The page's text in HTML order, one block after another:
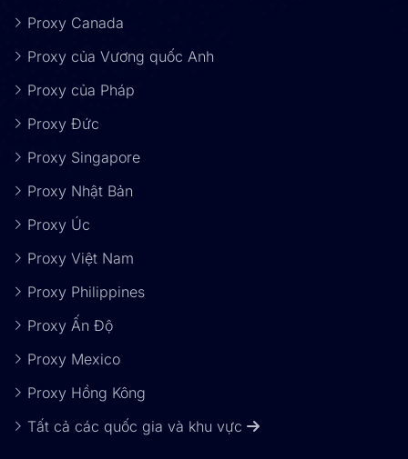
Proxy Canada
Proxy của Vương quốc Anh
Proxy của Pháp
Proxy Đức
Proxy Singapore
Proxy Nhật Bản
Proxy Úc
Proxy Việt Nam
Proxy Philippines
Proxy Ấn Độ
Proxy Mexico
Proxy Hồng Kông
Tất cả các quốc gia và khu vực